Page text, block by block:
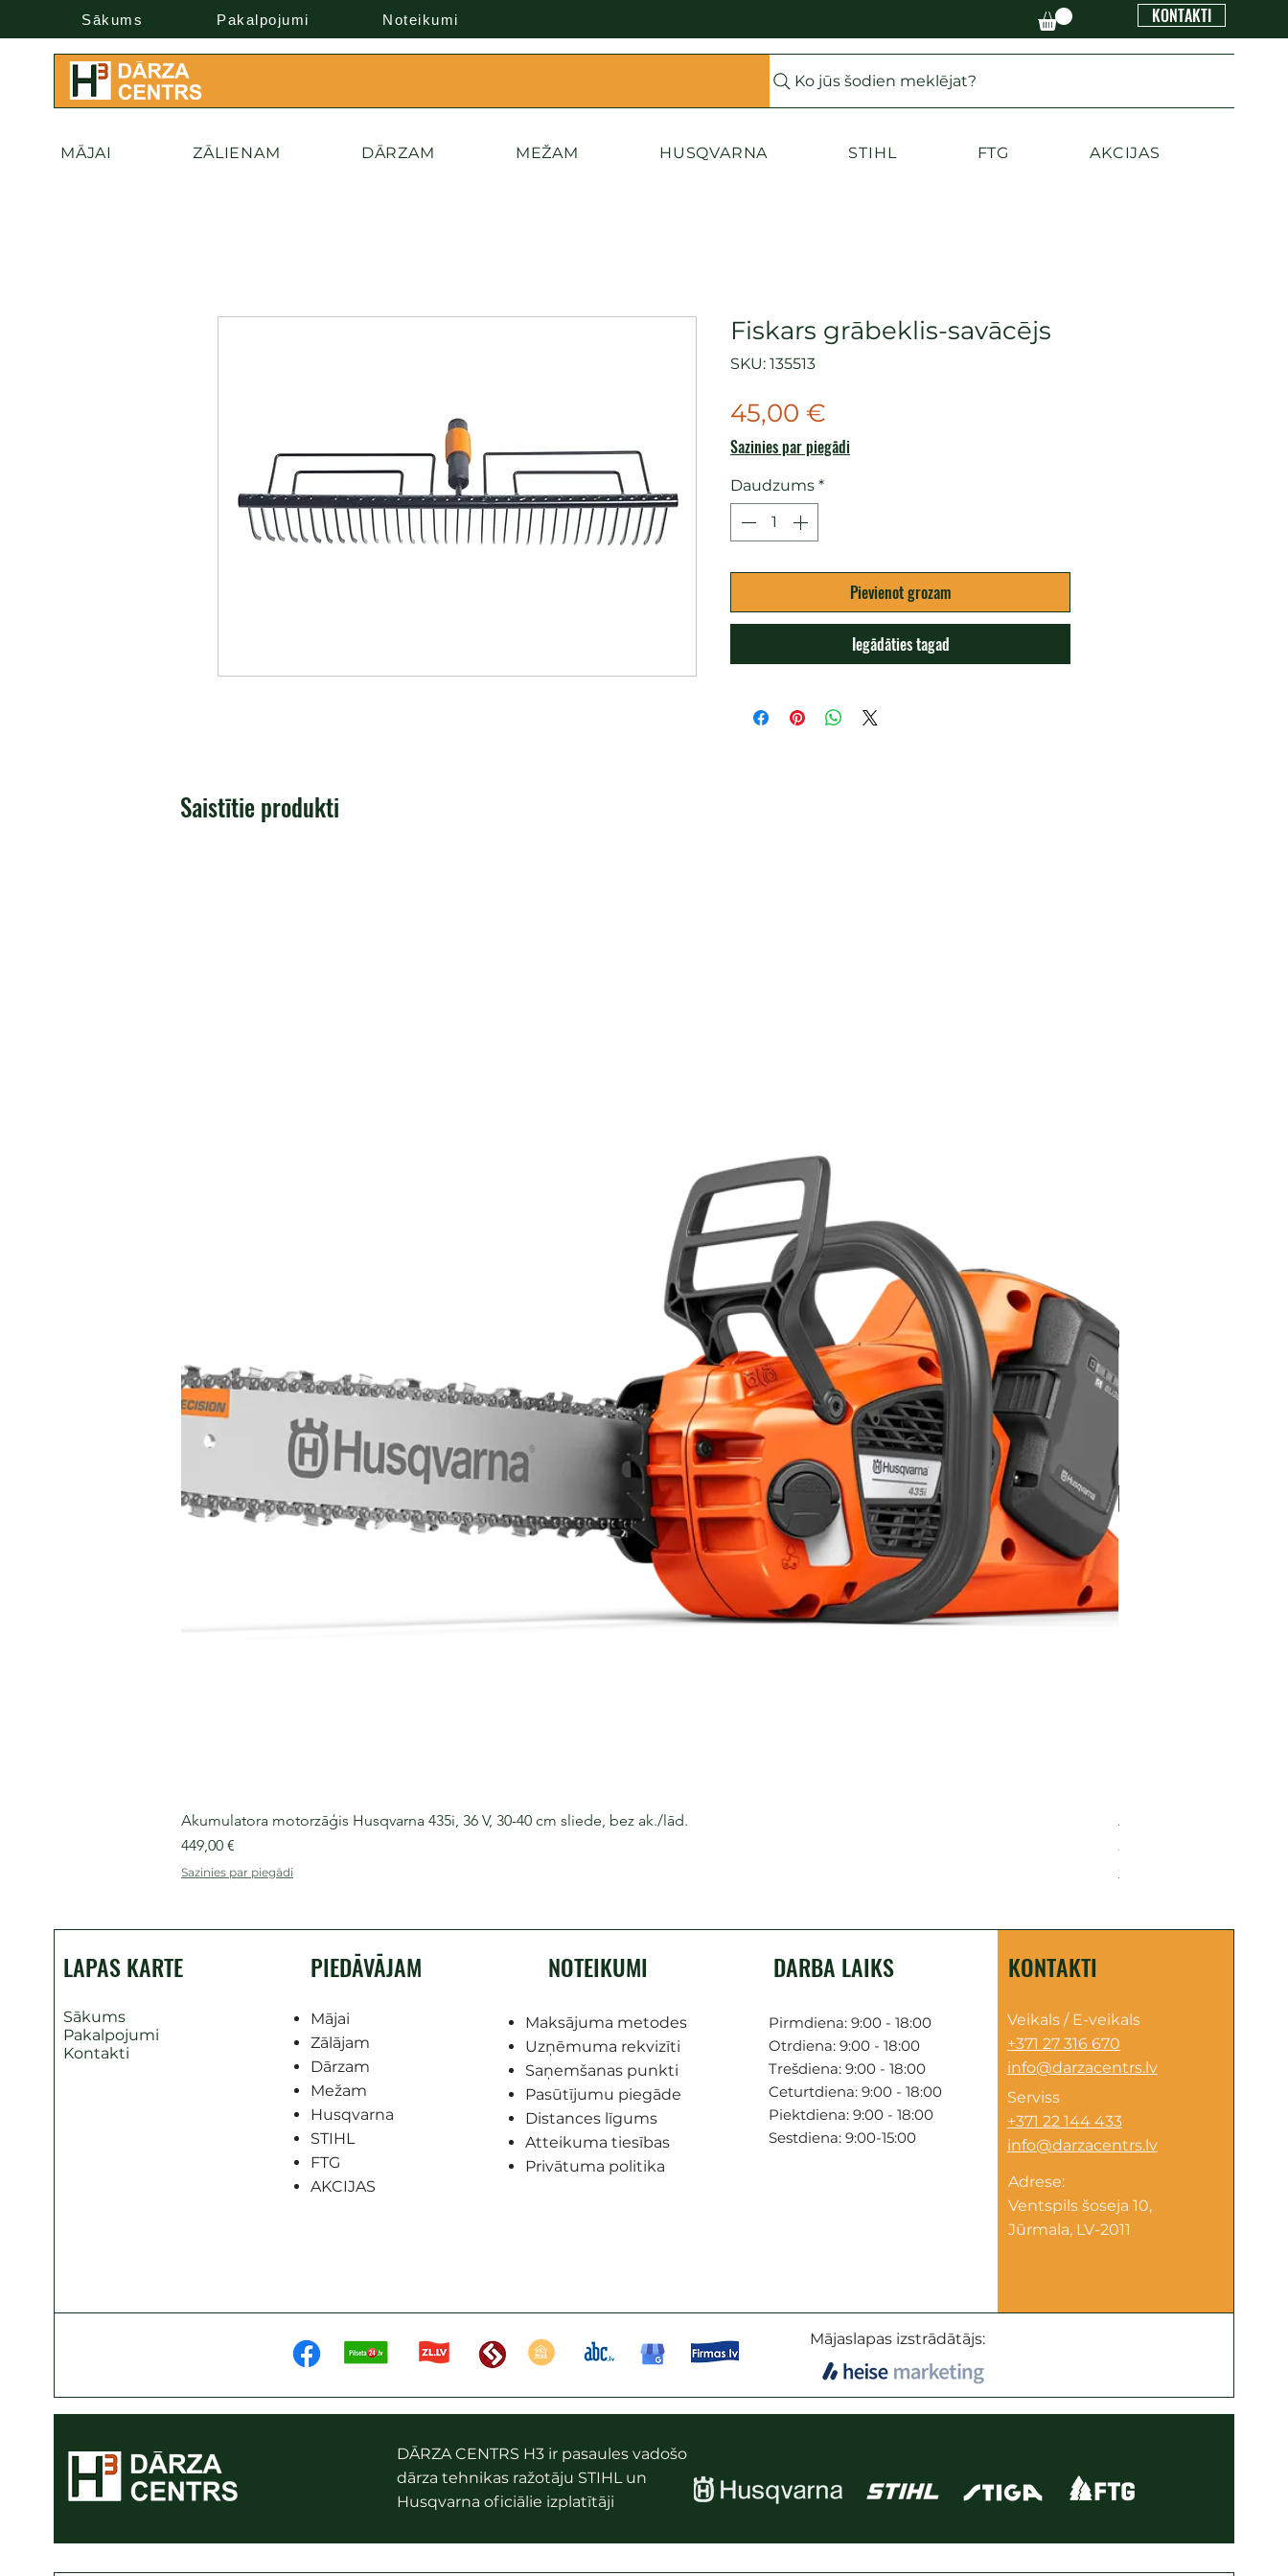
Sākums Pakalpojumi Noteikumi KONTAKTI
Ko jūs šodien meklējat?
MĀJAI ZĀLIENAM DĀRZAM MEŽAM HUSQVARNA STIHL FTG AKCIJAS
Fiskars grābeklis-savācējs
SKU: 135513
45,00 €
Sazinies par piegādi
Daudzums *
Pievienot grozam
Iegādāties tagad
Saistītie produkti
Akumulatora motorzāģis Husqvarna 435i, 36 V, 30-40 cm sliede, bez ak./lād.
Cena
449,00 €
Sazinies par piegādi
Akumulatora motorzāģis
249,00 €
Sazinies par piegādi
LAPAS KARTE
Sākums
Pakalpojumi
Kontakti
PIEDĀVĀJAM
Mājai
Zālājam
Dārzam
Mežam
Husqvarna
STIHL
FTG
AKCIJAS
NOTEIKUMI
Maksājuma metodes
Uzņēmuma rekvizīti
Saņemšanas punkti
Pasūtījumu piegāde
Distances līgums
Atteikuma tiesības
Privātuma politika
DARBA LAIKS
Pirmdiena: 9:00 - 18:00
Otrdiena: 9:00 - 18:00
Trešdiena: 9:00 - 18:00
Ceturtdiena: 9:00 - 18:00
Piektdiena: 9:00 - 18:00
Sestdiena: 9:00-15:00
KONTAKTI
Veikals / E-veikals
+371 27 316 670
info@darzacentrs.lv
Serviss
+371 22 144 433
info@darzacentrs.lv
Adrese:
Ventspils šoseja 10,
Jūrmala, LV-2011
Mājaslapas izstrādātājs:
DĀRZA CENTRS H3 ir pasaules vadošo
dārza tehnikas ražotāju STIHL un
Husqvarna oficiālie izplatītāji